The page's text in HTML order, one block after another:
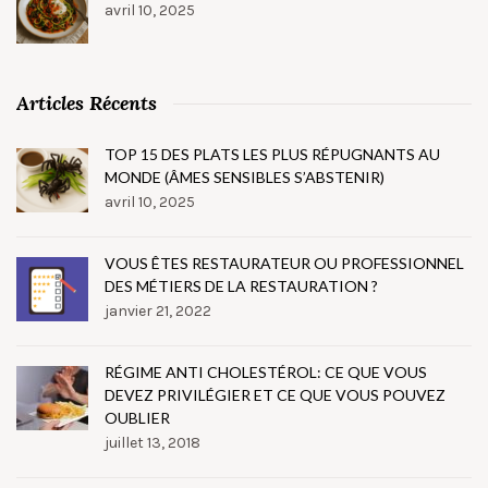
avril 10, 2025
Articles Récents
TOP 15 DES PLATS LES PLUS RÉPUGNANTS AU
MONDE (ÂMES SENSIBLES S’ABSTENIR)
avril 10, 2025
VOUS ÊTES RESTAURATEUR OU PROFESSIONNEL
DES MÉTIERS DE LA RESTAURATION ?
janvier 21, 2022
RÉGIME ANTI CHOLESTÉROL: CE QUE VOUS
DEVEZ PRIVILÉGIER ET CE QUE VOUS POUVEZ
OUBLIER
juillet 13, 2018